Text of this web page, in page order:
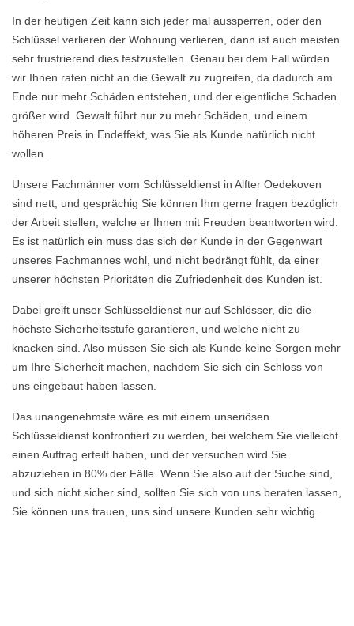
In der heutigen Zeit kann sich jeder mal aussperren, oder den
Schlüssel verlieren der Wohnung verlieren, dann ist auch meisten
sehr frustrierend dies festzustellen. Genau bei dem Fall würden
wir Ihnen raten nicht an die Gewalt zu zugreifen, da dadurch am
Ende nur mehr Schäden entstehen, und der eigentliche Schaden
größer wird. Gewalt führt nur zu mehr Schäden, und einem
höheren Preis in Endeffekt, was Sie als Kunde natürlich nicht
wollen.
Unsere Fachmänner vom Schlüsseldienst in Alfter Oedekoven
sind nett, und gesprächig Sie können Ihm gerne fragen bezüglich
der Arbeit stellen, welche er Ihnen mit Freuden beantworten wird.
Es ist natürlich ein muss das sich der Kunde in der Gegenwart
unseres Fachmannes wohl, und nicht bedrängt fühlt, da einer
unserer höchsten Prioritäten die Zufriedenheit des Kunden ist.
Dabei greift unser Schlüsseldienst nur auf Schlösser, die die
höchste Sicherheitsstufe garantieren, und welche nicht zu
knacken sind. Also müssen Sie sich als Kunde keine Sorgen mehr
um Ihre Sicherheit machen, nachdem Sie sich ein Schloss von
uns eingebaut haben lassen.
Das unangenehmste wäre es mit einem unseriösen
Schlüsseldienst konfrontiert zu werden, bei welchem Sie vielleicht
einen Auftrag erteilt haben, und der versuchen wird Sie
abzuziehen in 80% der Fälle. Wenn Sie also auf der Suche sind,
und sich nicht sicher sind, sollten Sie sich von uns beraten lassen,
Sie können uns trauen, uns sind unsere Kunden sehr wichtig.